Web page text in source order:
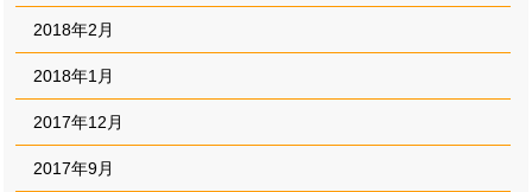
2018年2月
2018年1月
2017年12月
2017年9月